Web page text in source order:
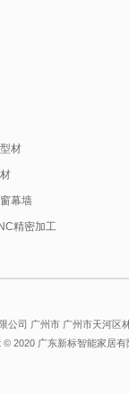
材
幕墙
精密加工
公司 广州市 广州市天河区
© 2020 广东新标智能家居